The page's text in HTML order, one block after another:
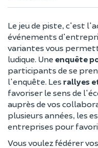
Le jeu de piste, c'est
événements
variantes vous
ludique. Une enquête
participants de se
l'enquête. Les rallyes
favoriser le sens de
auprès de vos
plusieurs années, les
entreprises pour
Vous voulez fédérer